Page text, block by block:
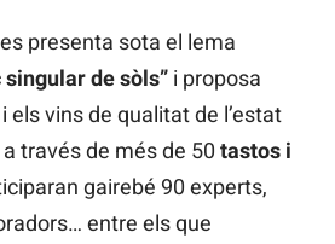
presenta sota el lema
singular de sòls” i proposa
els vins de qualitat de l’estat
través de més de 50 tastos i
gairebé 90 experts,
entre els que